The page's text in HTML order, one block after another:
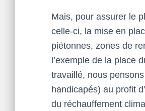
Mais, pour assurer le
celle-ci, la mise en
piétonnes, zones de
l’exemple de la place
travaillé, nous
handicapés) au profit
du réchauffement